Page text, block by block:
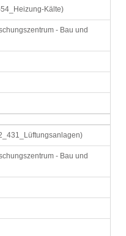
Kälte)
- Bau und
- Bau und